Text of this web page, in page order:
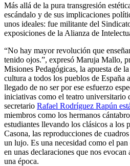
Más allá de la pura transgresión
escándalo y de sus implicaciones
unos ideales: fue militante del
exposiciones de la Alianza de
“No hay mayor revolución que
tenido ojos.”, expresó Maruja Mallo,
Misiones Pedagógicas, la apuesta de
cultura a todos los pueblos de España
llegado de no ser por ese esfuerzo
iniciativas como el teatro universitario
secretario Rafael Rodríguez Rapún
miembros como los hermanos
estudiantes llevando los clásicos a los
Casona, las reproducciones de
un lujo. Es una necesidad como el
en unas declaraciones que nos
una época.